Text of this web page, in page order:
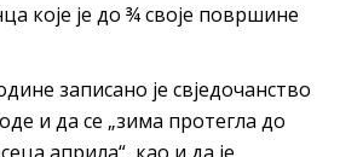
које је до ¾ своје површине
записано је свједочанство
и да се „зима протегла до